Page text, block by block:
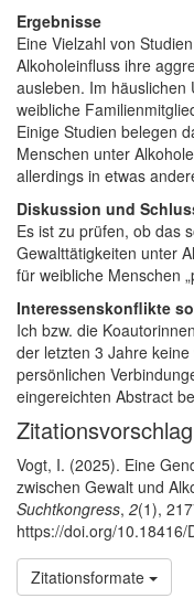
Ergebnisse
Eine Vielzahl von
Alkoholeinfluss ihre
ausleben. Im häuslichen
weibliche
Einige Studien belegen
Menschen unter
allerdings in etwas
Diskussion und
Es ist zu prüfen, ob das
Gewalttätigkeiten unter
für weibliche Menschen
Interessenskonflikte
Ich bzw. die
der letzten 3 Jahre
persönlichen
eingereichten Abstract
Artikel-Details
Zitationsvorschlag
Vogt, I. (2025). Eine
zwischen Gewalt und
Suchtkongress, 2(1),
https://doi.org/10.18416/
Zitationsformate